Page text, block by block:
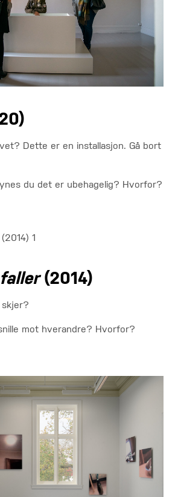
Dette er en installasjon. Gå bort
du det er ubehagelig? Hvorfor?
(2014)
skjer?
mot hverandre? Hvorfor?